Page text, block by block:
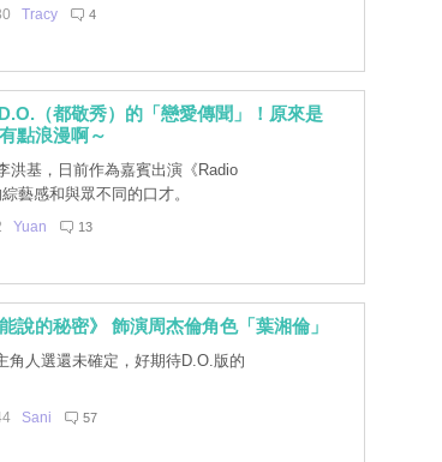
Tracy 4
（都敬秀）的「戀愛傳聞」！原來是
點浪漫啊～
洪基，日前作為嘉賓出演《Radio
藝感和與眾不同的口才。
Yuan 13
說的秘密》 飾演周杰倫角色「葉湘倫」
人選還未確定，好期待D.O.版的
Sani 57